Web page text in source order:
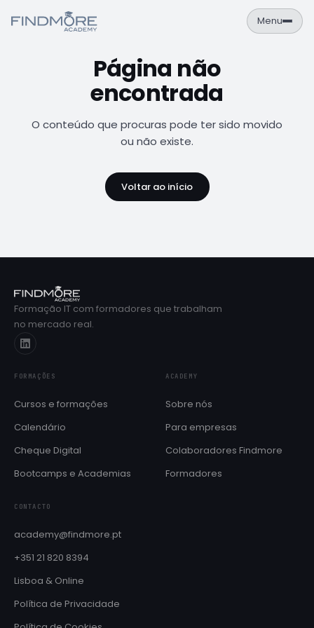
Menu
Área de Aluno
Formações
Catálogo completo de formações IT
Calendário
Próximas edições e datas de início
Aulas de línguas
Inglês e Francês reservados ao ecossistema Findmore
BOOTCAMPS E ACADEMIAS
Brain QA Academy
Página não
encontrada
O conteúdo que procuras pode ter sido movido
ou não existe.
Voltar ao início
Formação IT com formadores que trabalham
no mercado real.
FORMAÇÕES
Cursos e formações
Calendário
Cheque Digital
Bootcamps e Academias
ACADEMY
Sobre nós
Para empresas
Colaboradores Findmore
Formadores
CONTACTO
academy@findmore.pt
+351 21 820 8394
Lisboa & Online
Política de Privacidade